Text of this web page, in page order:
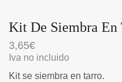
Kit De Siembra En
3,65€
Iva no incluido
Kit se siembra en tarro.